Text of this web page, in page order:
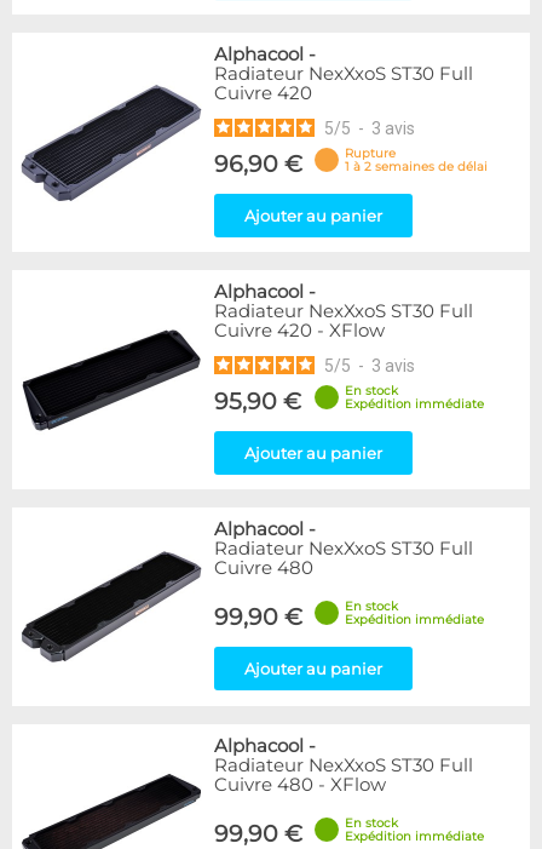
Alphacool -
Radiateur NexXxoS ST30 Full
Cuivre 420
5/5 - 3 avis
96,90 €
Rupture
1 à 2 semaines de délai
Ajouter au panier
Alphacool -
Radiateur NexXxoS ST30 Full
Cuivre 420 - XFlow
5/5 - 3 avis
95,90 €
En stock
Expédition immédiate
Ajouter au panier
Alphacool -
Radiateur NexXxoS ST30 Full
Cuivre 480
99,90 €
En stock
Expédition immédiate
Ajouter au panier
Alphacool -
Radiateur NexXxoS ST30 Full
Cuivre 480 - XFlow
99,90 €
En stock
Expédition immédiate